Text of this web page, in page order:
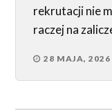
rekrutacji nie
raczej na
28 MAJA, 2026